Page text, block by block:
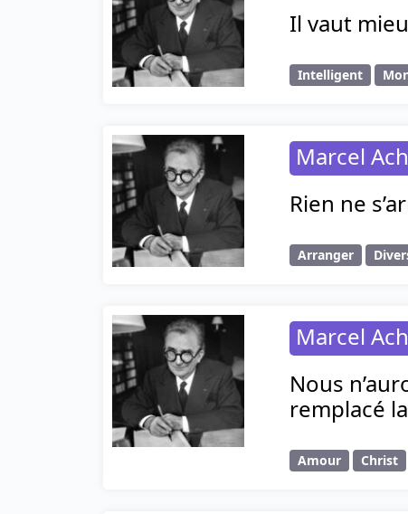
Il vaut
Intelligent
Marcel
Rien ne
Arranger
Marcel
Nous
remplacé
Amour Christ